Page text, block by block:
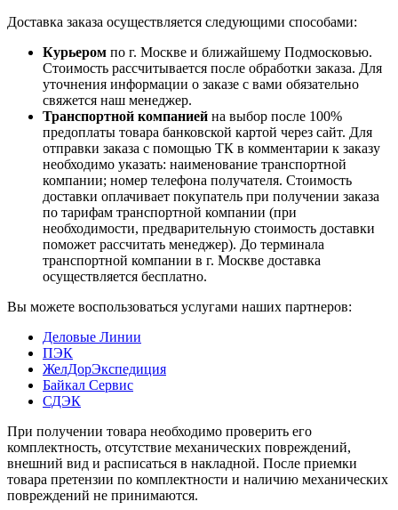
Доставка заказа осуществляется следующими способами:
Курьером по г. Москве и ближайшему Подмосковью.
Стоимость рассчитывается после обработки заказа. Для
уточнения информации о заказе с вами обязательно
свяжется наш менеджер.
Транспортной компанией на выбор после 100%
предоплаты товара банковской картой через сайт. Для
отправки заказа с помощью ТК в комментарии к заказу
необходимо указать: наименование транспортной
компании; номер телефона получателя. Стоимость
доставки оплачивает покупатель при получении заказа
по тарифам транспортной компании (при
необходимости, предварительную стоимость доставки
поможет рассчитать менеджер). До терминала
транспортной компании в г. Москве доставка
осуществляется бесплатно.
Вы можете воспользоваться услугами наших партнеров:
Деловые Линии
ПЭК
ЖелДорЭкспедиция
Байкал Сервис
СДЭК
При получении товара необходимо проверить его
комплектность, отсутствие механических повреждений,
внешний вид и расписаться в накладной. После приемки
товара претензии по комплектности и наличию механических
повреждений не принимаются.